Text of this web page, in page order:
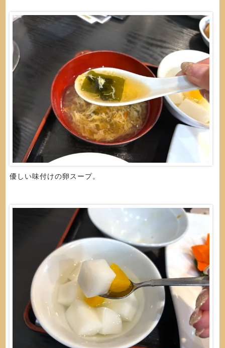
優しい味付けの卵スープ。